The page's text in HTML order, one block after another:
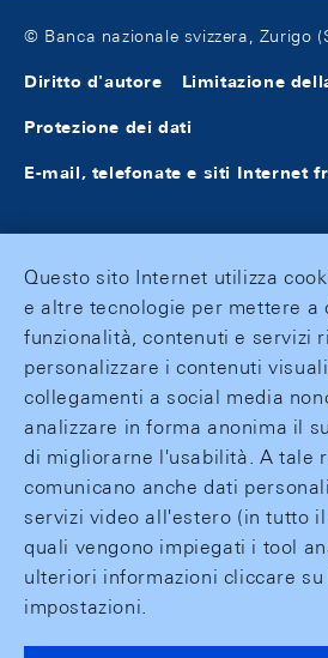
© Banca nazionale svizzera, Zurigo
Diritto d'autore Limitazione
Protezione dei dati
E-mail, telefonate e siti Internet
Questo sito Internet utilizza
e altre tecnologie per mettere a
funzionalità, contenuti e servizi
personalizzare i contenuti
collegamenti a social media
analizzare in forma anonima il
di migliorarne l'usabilità. A tale
comunicano anche dati
servizi video all'estero (in tutto
quali vengono impiegati i tool
ulteriori informazioni cliccare su
impostazioni.